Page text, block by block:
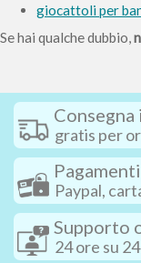
giocattoli per
Se hai qualche dubbio,
gratis per
Paypal,
Supporto
24 ore su